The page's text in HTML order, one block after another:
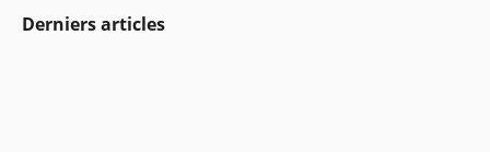
Derniers articles